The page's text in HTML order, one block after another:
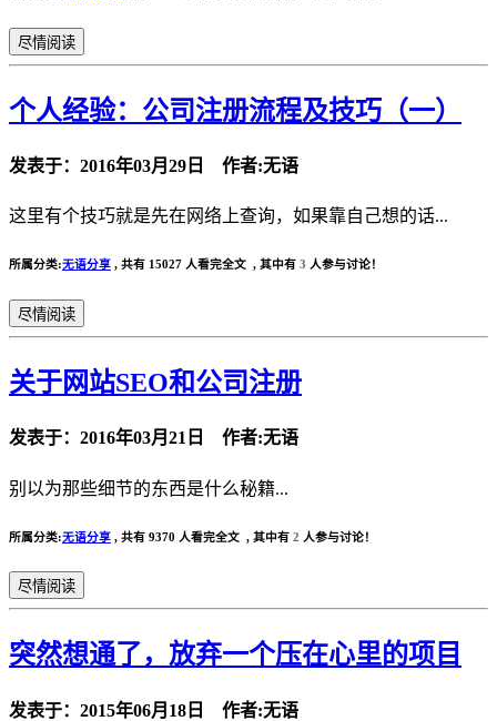
尽情阅读
个人经验：公司注册流程及技巧（一）
发表于：2016年03月29日 作者:无语
这里有个技巧就是先在网络上查询，如果靠自己想的话...
所属分类:无语分享 , 共有 15027 人看完全文 , 其中有 3 人参与讨论！
尽情阅读
关于网站SEO和公司注册
发表于：2016年03月21日 作者:无语
别以为那些细节的东西是什么秘籍...
所属分类:无语分享 , 共有 9370 人看完全文 , 其中有 2 人参与讨论！
尽情阅读
突然想通了，放弃一个压在心里的项目
发表于：2015年06月18日 作者:无语